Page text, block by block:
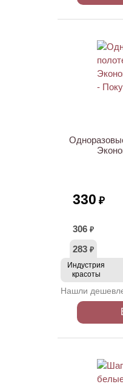
330 ₽
306 ₽
283 ₽
Индустрия
красоты
Нашли